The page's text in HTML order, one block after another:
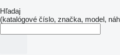
Hľadaj
(katalógové číslo, značka, model,